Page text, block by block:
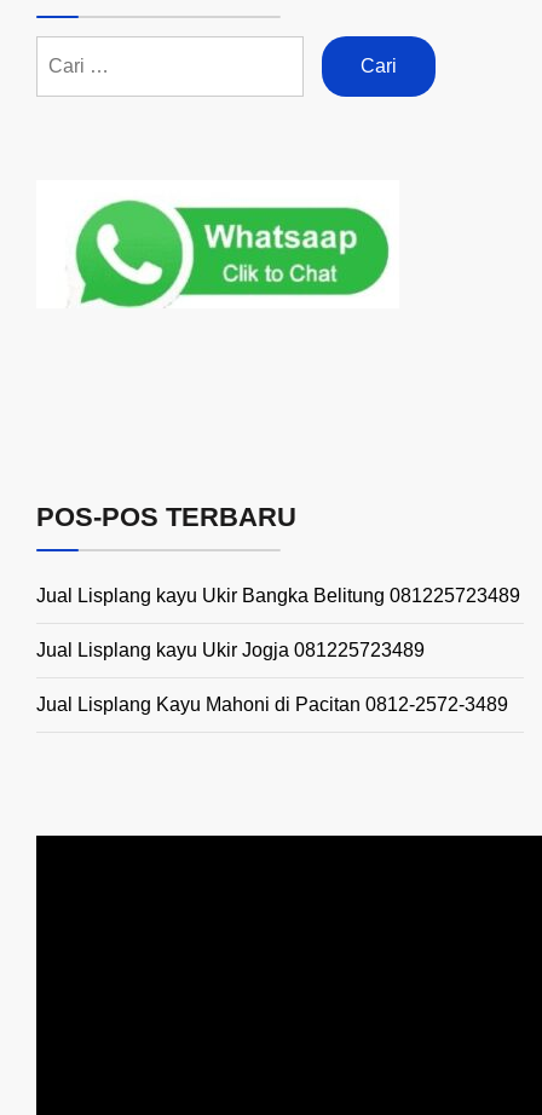
POS-POS TERBARU
Jual Lisplang kayu Ukir Bangka Belitung 081225723489
Jual Lisplang kayu Ukir Jogja 081225723489
Jual Lisplang Kayu Mahoni di Pacitan 0812-2572-3489